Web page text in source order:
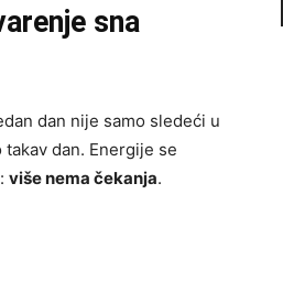
sna
dan nije samo sledeći u
dan. Energije se
više nema čekanja.